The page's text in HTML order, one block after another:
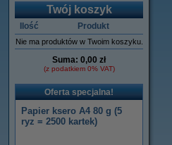
Twój koszyk
Ilość Produkt
Nie ma produktów w Twoim koszyku.
Suma: 0,00 zł
(z podatkiem 0% VAT)
Oferta specjalna!
Papier ksero A4 80 g (5
ryz = 2500 kartek)